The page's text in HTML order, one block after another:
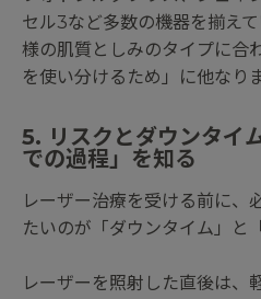
セル3など多数の機器を揃え
様の肌質としみのタイプに合
を使い分けるため」に他なり
5. リスクとダウンタイ
での過程」を知る
レーザー治療を受ける前に、
たいのが「ダウンタイム」と
レーザーを照射した直後は、